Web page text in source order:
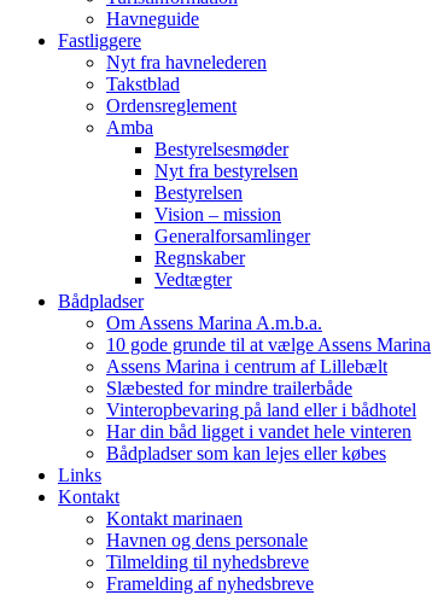
Havneguide
Fastliggere
Nyt fra havnelederen
Takstblad
Ordensreglement
Amba
Bestyrelsesmøder
Nyt fra bestyrelsen
Bestyrelsen
Vision – mission
Generalforsamlinger
Regnskaber
Vedtægter
Bådpladser
Om Assens Marina A.m.b.a.
10 gode grunde til at vælge Assens Marina
Assens Marina i centrum af Lillebælt
Slæbested for mindre trailerbåde
Vinteropbevaring på land eller i bådhotel
Har din båd ligget i vandet hele vinteren
Bådpladser som kan lejes eller købes
Links
Kontakt
Kontakt marinaen
Havnen og dens personale
Tilmelding til nyhedsbreve
Framelding af nyhedsbreve